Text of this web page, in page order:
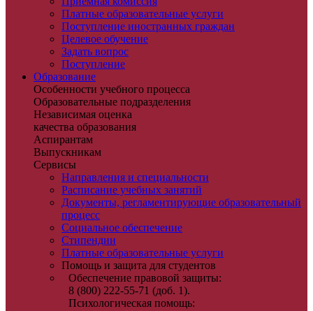
Платные образовательные услуги
Поступление иностранных граждан
Целевое обучение
Задать вопрос
Поступление
Образование
Особенности учебного процесса
Образовательные подразделения
Независимая оценка
качества образования
Аспирантам
Выпускникам
Сервисы
Направления и специальности
Расписание учебных занятий
Документы, регламентирующие образовательный
процесс
Социальное обеспечение
Стипендии
Платные образовательные услуги
Помощь и защита для студентов
Обеспечение правовой защиты:
8 (800) 222-55-71 (доб. 1).
Психологическая помощь: